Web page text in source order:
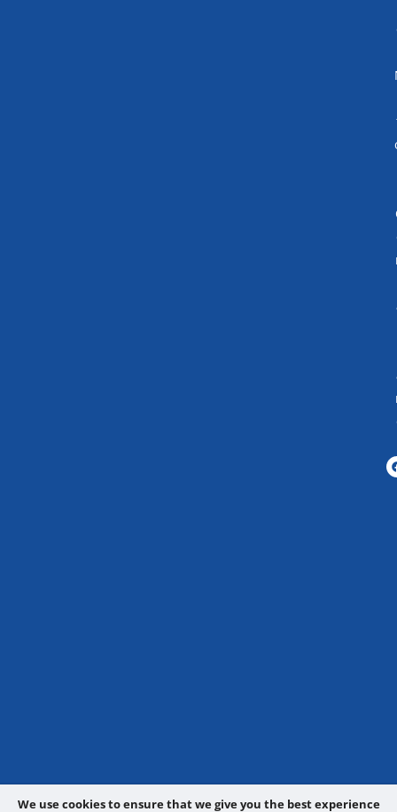
We use cookies to ensure that we give you the best experience